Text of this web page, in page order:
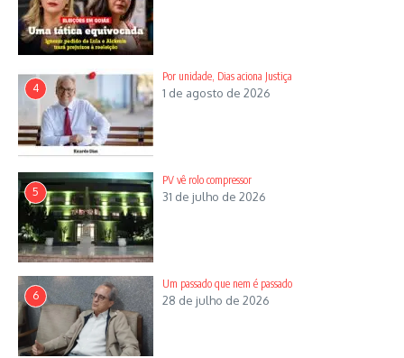
4
Por unidade, Dias aciona Justiça
1 de agosto de 2026
5
PV vê rolo compressor
31 de julho de 2026
6
Um passado que nem é passado
28 de julho de 2026